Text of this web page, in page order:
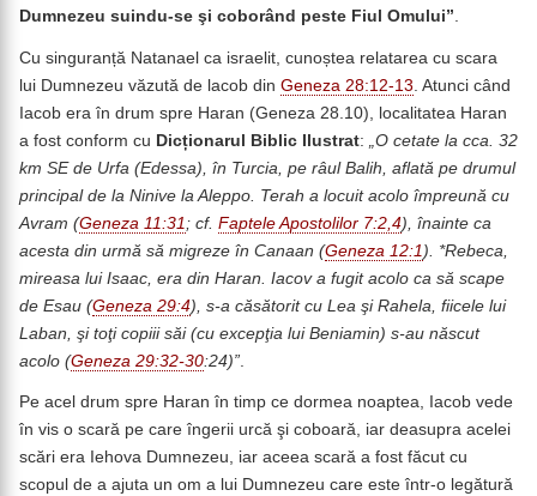
Dumnezeu suindu-se şi coborând peste Fiul Omului”.
Cu singuranță Natanael ca israelit, cunoștea relatarea cu scara
lui Dumnezeu văzută de lacob din Geneza 28:12-13 . Atunci când
Iacob era în drum spre Haran (Geneza 28.10), localitatea Haran
a fost conform cu Dicționarul Biblic Ilustrat:
„O cetate la cca. 32
km SE de Urfa (Edessa), în Turcia, pe râul Balih, aflată pe drumul
principal de la Ninive la Aleppo. Terah a locuit acolo împreună cu
Avram (Geneza 11:31 ; cf. Faptele Apostolilor 7:2,4), înainte ca
acesta din urmă să migreze în Canaan (Geneza 12:1 ). *Rebeca,
mireasa lui Isaac, era din Haran. Iacov a fugit acolo ca să scape
de Esau (Geneza 29:4), s-a căsătorit cu Lea şi Rahela, fiicele lui
Laban, şi toţi copiii săi (cu excepţia lui Beniamin) s-au născut
acolo (Geneza 29:32-30:24)”
Pe acel drum spre Haran în timp ce dormea noaptea, Iacob vede
în vis o scară pe care îngerii urcă şi coboară, iar deasupra acelei
scări era Iehova Dumnezeu, iar aceea scară a fost făcut cu
scopul de a ajuta un om a lui Dumnezeu care este într-o legătură